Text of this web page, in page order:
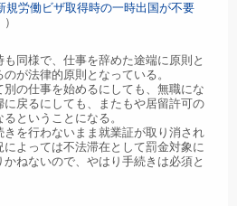
規労働ビザ取得時の一時出国が不要
）
同様で、仕事を辞めた途端に原則と
が法律的原則となっている。
の仕事を始めるにしても、無職にな
に戻るにしても、またもや居留許可の
ということになる。
を行わないまま就業証が取り消され
よっては不法滞在として罰金対象に
ねないので、やはり手続きは必須と